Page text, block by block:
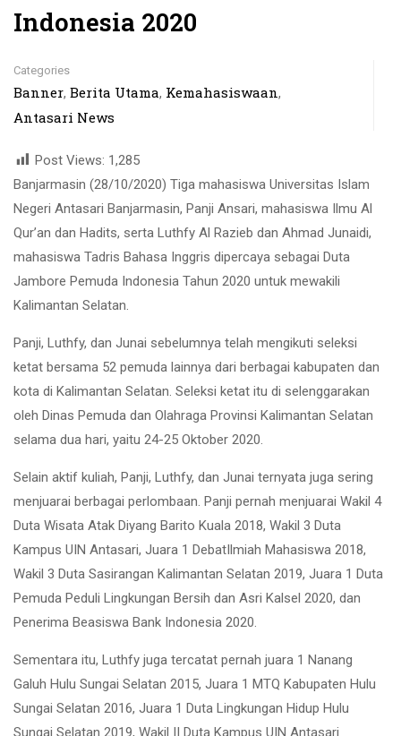
Indonesia 2020
Categories
Banner, Berita Utama, Kemahasiswaan,
Antasari News
Post Views: 1,285
Banjarmasin (28/10/2020) Tiga mahasiswa Universitas Islam
Negeri Antasari Banjarmasin, Panji Ansari, mahasiswa Ilmu Al
Qur’an dan Hadits, serta Luthfy Al Razieb dan Ahmad Junaidi,
mahasiswa Tadris Bahasa Inggris dipercaya sebagai Duta
Jambore Pemuda Indonesia Tahun 2020 untuk mewakili
Kalimantan Selatan.
Panji, Luthfy, dan Junai sebelumnya telah mengikuti seleksi
ketat bersama 52 pemuda lainnya dari berbagai kabupaten dan
kota di Kalimantan Selatan. Seleksi ketat itu di selenggarakan
oleh Dinas Pemuda dan Olahraga Provinsi Kalimantan Selatan
selama dua hari, yaitu 24-25 Oktober 2020.
Selain aktif kuliah, Panji, Luthfy, dan Junai ternyata juga sering
menjuarai berbagai perlombaan. Panji pernah menjuarai Wakil 4
Duta Wisata Atak Diyang Barito Kuala 2018, Wakil 3 Duta
Kampus UIN Antasari, Juara 1 DebatIlmiah Mahasiswa 2018,
Wakil 3 Duta Sasirangan Kalimantan Selatan 2019, Juara 1 Duta
Pemuda Peduli Lingkungan Bersih dan Asri Kalsel 2020, dan
Penerima Beasiswa Bank Indonesia 2020.
Sementara itu, Luthfy juga tercatat pernah juara 1 Nanang
Galuh Hulu Sungai Selatan 2015, Juara 1 MTQ Kabupaten Hulu
Sungai Selatan 2016, Juara 1 Duta Lingkungan Hidup Hulu
Sungai Selatan 2019, Wakil II Duta Kampus UIN Antasari